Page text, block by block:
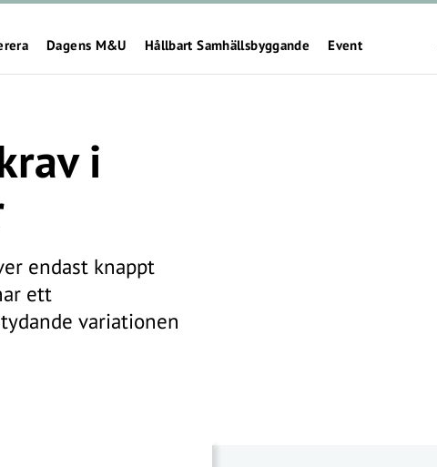
Dagens M&U Hållbart Samhällsbyggande Event
i
endast knappt
ett
variationen